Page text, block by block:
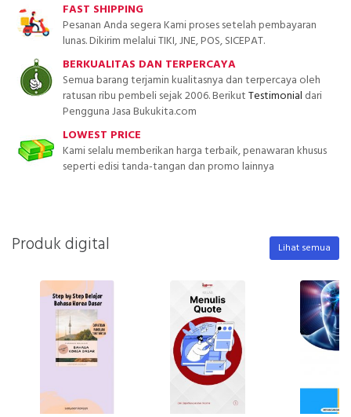
FAST SHIPPING
Pesanan Anda segera Kami proses setelah pembayaran
lunas. Dikirim melalui TIKI, JNE, POS, SICEPAT.
BERKUALITAS DAN TERPERCAYA
Semua barang terjamin kualitasnya dan terpercaya oleh
ratusan ribu pembeli sejak 2006. BerikutTestimonial dari
Pengguna Jasa Bukukita.com
LOWEST PRICE
Kami selalu memberikan harga terbaik, penawaran khusus
seperti edisi tanda-tangan dan promo lainnya
Produk digital Lihat semua